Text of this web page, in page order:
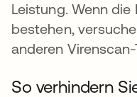
Leistung. Wenn
bestehen,
anderen Virenscan-
So verhindern